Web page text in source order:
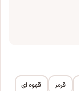
قرمز
قهوه ای